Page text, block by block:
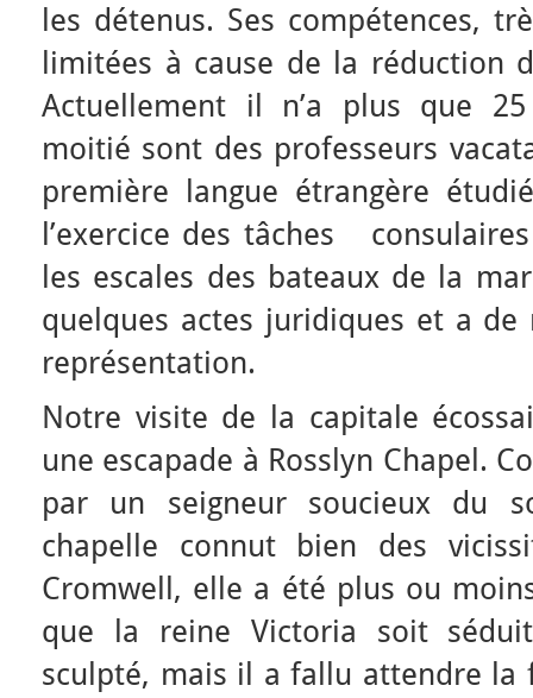
les détenus. Ses compétences,
limitées à cause de la réduction
Actuellement il n’a plus que
moitié sont des professeurs
première langue étrangère
l’exercice des tâches
les escales des bateaux de la
quelques actes juridiques et a de
représentation.
Notre visite de la capitale
une escapade à Rosslyn Chapel.
par un seigneur soucieux du
chapelle connut bien des
Cromwell, elle a été plus ou
que la reine Victoria soit
sculpté, mais il a fallu attendre la